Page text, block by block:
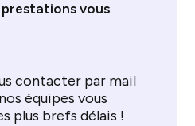
prestations vous
contacter par mail
équipes vous
plus brefs délais !